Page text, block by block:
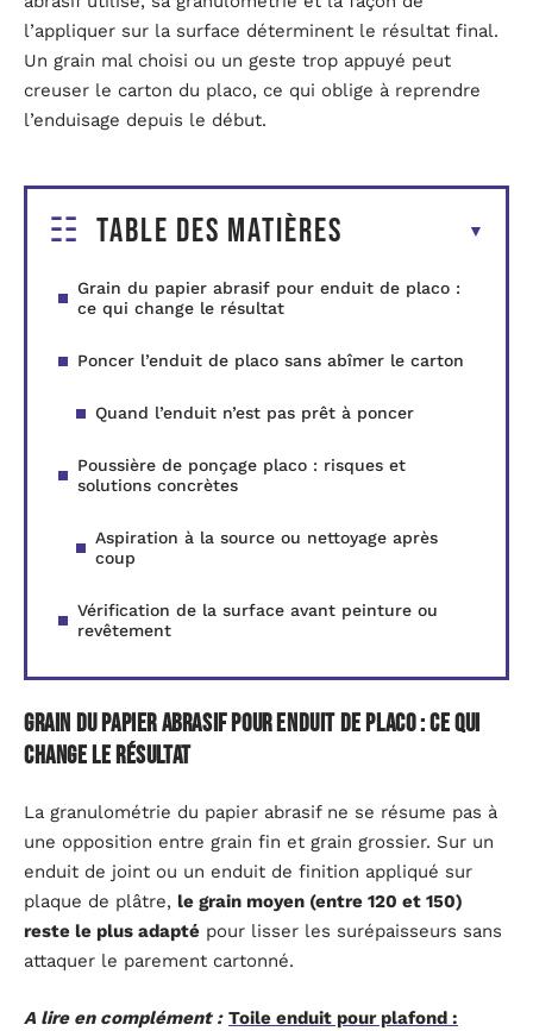
l’appliquer sur la surface déterminent le résultat final.
Un grain mal choisi ou un geste trop appuyé peut
creuser le carton du placo, ce qui oblige à reprendre
l’enduisage depuis le début.
Table des matières
Grain du papier abrasif pour enduit de placo :
ce qui change le résultat
Poncer l’enduit de placo sans abîmer le carton
Quand l’enduit n’est pas prêt à poncer
Poussière de ponçage placo : risques et
solutions concrètes
Aspiration à la source ou nettoyage après
coup
Vérification de la surface avant peinture ou
revêtement
Grain du papier abrasif pour enduit de placo : ce qui
change le résultat
La granulométrie du papier abrasif ne se résume pas à
une opposition entre grain fin et grain grossier. Sur un
enduit de joint ou un enduit de finition appliqué sur
plaque de plâtre, le grain moyen (entre 120 et 150)
reste le plus adapté pour lisser les surépaisseurs sans
attaquer le parement cartonné.
A lire en complément : Toile enduit pour plafond :